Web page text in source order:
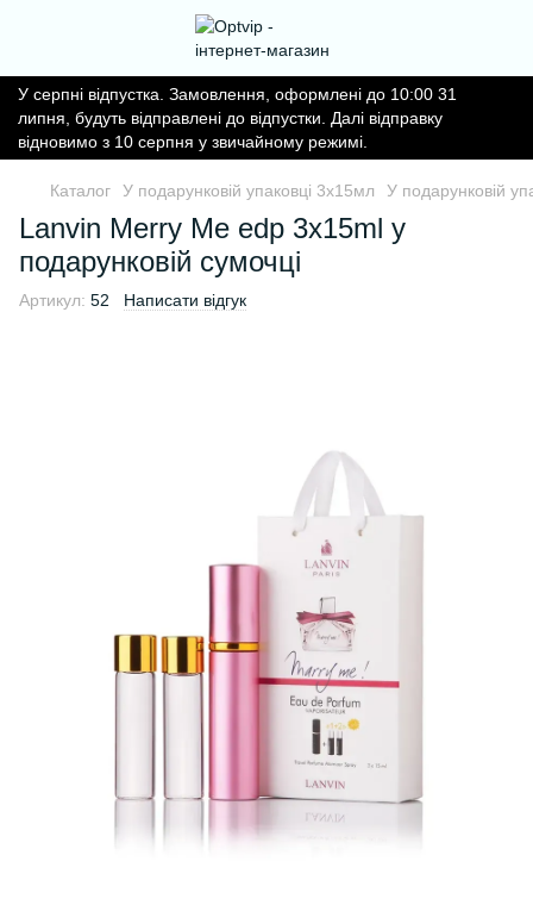
У серпні відпустка. Замовлення, оформлені до 10:00 31
липня, будуть відправлені до відпустки. Далі відправку
відновимо з 10 серпня у звичайному режимі.
Каталог У подарунковій упаковці 3х15мл У подарунковій
Lanvin Merry Me edp 3x15ml у
подарунковій сумочці
Артикул: 52 Написати відгук